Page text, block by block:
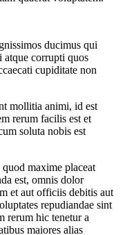
ducimus qui
atque corrupti quos
cupiditate non
mollitia animi, id est
rerum facilis est et
soluta nobis est
maxime placeat
est, omnis dolor
et aut officiis debitis aut
repudiandae sint
rerum hic tenetur a
maiores alias